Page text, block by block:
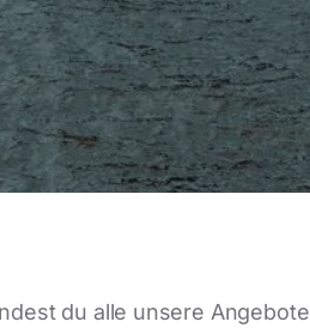
du alle unsere Angebote